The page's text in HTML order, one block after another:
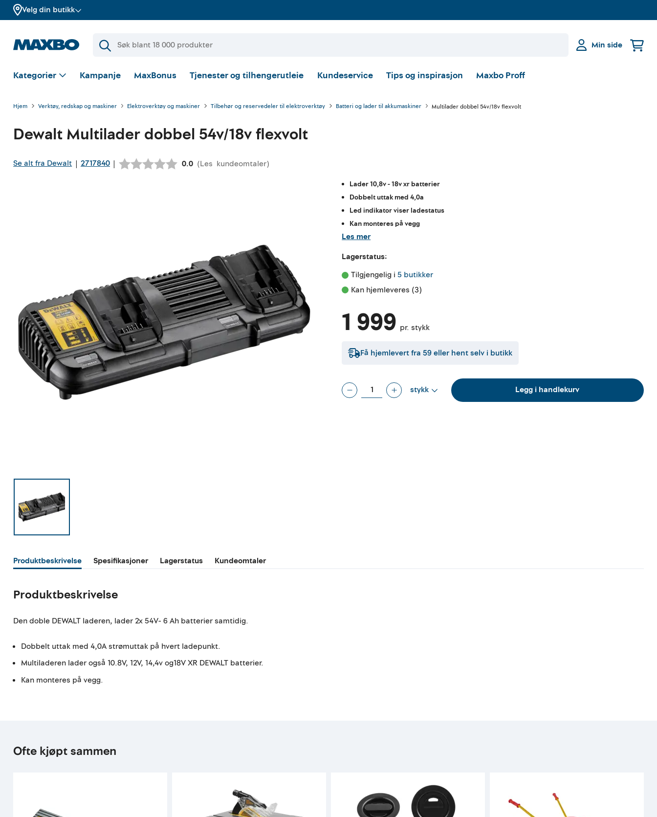
Velg din butikk
Min side
Kategorier Kampanje MaxBonus Tjenester og tilhengerutleie Kundeservice Tips og inspirasjon Maxbo Proff
Hjem Verktøy, redskap og maskiner Elektroverktøy og maskiner Tilbehør og reservedeler til elektroverktøy Batteri og lader til akkumaskiner Multilader dobbel 54v/18v flexvolt
Dewalt Multilader dobbel 54v/18v flexvolt
Se alt fra Dewalt | 2717840 | Gjennomsnittskarakter:
0.0 (Les kundeomtaler)
Lader 10,8v - 18v xr batterier
Dobbelt uttak med 4,0a
Led indikator viser ladestatus
Kan monteres på vegg
Les mer
Lagerstatus:
Tilgjengelig i 5 butikker
Kan hjemleveres (3)
1 999 pr. stykk
Få hjemlevert fra 59eller hent selv i butikk
stykk Legg i handlekurv
Produktbeskrivelse Spesifikasjoner Lagerstatus Kundeomtaler
Produktbeskrivelse
Den doble DEWALT laderen, lader 2x 54V- 6 Ah batterier samtidig.
Dobbelt uttak med 4,0A strømuttak på hvert ladepunkt.
Multiladeren lader også 10.8V, 12V, 14,4v og18V XR DEWALT batterier.
Kan monteres på vegg.
Ofte kjøpt sammen